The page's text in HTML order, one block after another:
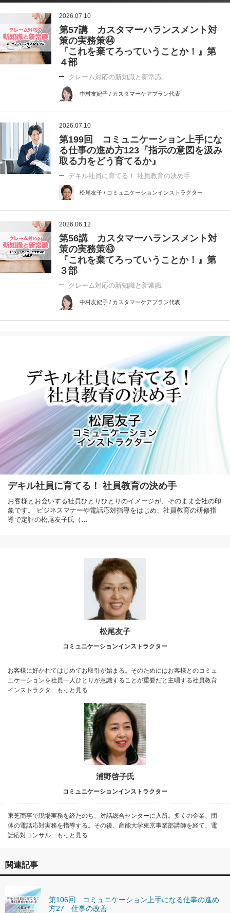
2026.07.10
第57講 カスタマーハランスメント対
策の実務策㊹
『これを棄てろっていうことか！』第
４部
クレーム対応の新知識と新常識
中村友妃子 / カスタマーケアプラン代表
2026.07.10
第199回 コミュニケーション上手にな
る仕事の進め方123『指示の意図を汲み
取る力をどう育てるか』
デキル社員に育てる！ 社員教育の決め手
松尾友子 / コミュニケーションインストラクター
2026.06.12
第56講 カスタマーハランスメント対
策の実務策㊸
『これを棄てろっていうことか！』第
３部
クレーム対応の新知識と新常識
中村友妃子 / カスタマーケアプラン代表
デキル社員に育てる！ 社員教育の決め手
お客様とお会いする社員ひとりひとりのイメージが、そのまま会社の印
象です。 ビジネスマナーや電話応対指導をはじめ、社員教育の研修指
導で定評の松尾友子氏（…
松尾友子
コミュニケーションインストラクター
お客様に好かれてはじめてお取引が始まる。そのためにはお客様とのコミュ
ニケーションを社員一人ひとりが意識することが重要だと主唱する社員教育
インストラクタ…もっと見る
浦野啓子氏
コミュニケーションインストラクター
東芝商事で現場実務を経たのち、対話総合センターに入所。多くの企業、団
体の電話応対実務を指導する。その後、産能大学東京事業部講師を経て、電
話応対コンサル…もっと見る
関連記事
第106回 コミュニケーション上手になる仕事の進め
方27 仕事の改善